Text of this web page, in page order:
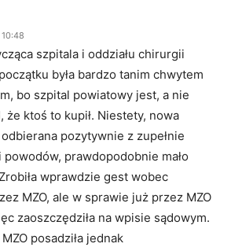
szpitala i oddziału chirurgii
była bardzo tanim chwytem
bo szpital powiatowy jest, a nie
że ktoś to kupił. Niestety, nowa
pozytywnie z zupełnie
prawdopodobnie mało
wprawdzie gest wobec
MZO, ale w sprawie już przez MZO
zaoszczędziła na wpisie sądowym.
posadziła jednak